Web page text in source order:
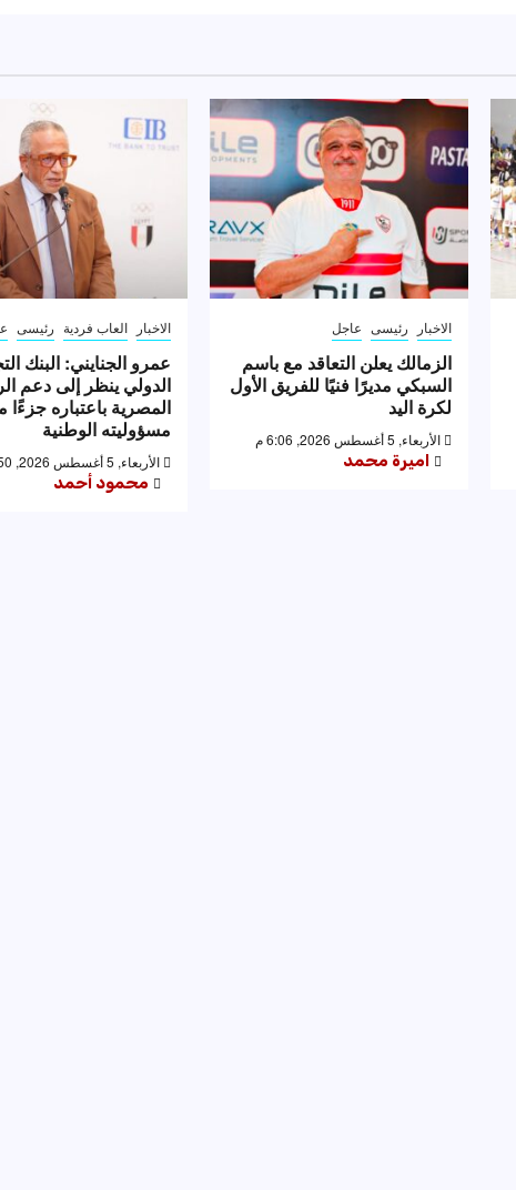
الاخبار رئيسى عاجل
الزمالك يعلن التعاقد مع باسم
السبكي مديرًا فنيًا للفريق الأول
لكرة اليد
الأربعاء, 5 أغسطس 2026, 6:06 م
اميرة محمد
الاخبار العاب فردية رئيسى
عمرو الجنايني: البنك
الدولي ينظر إلى دعم
المصرية باعتباره جزءًا
مسؤوليته الوطنية
الأربعاء, 5 أغسطس 2026, 1:50 م
محمود أحمد